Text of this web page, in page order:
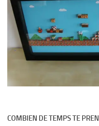
COMBIEN DE TEMPS TE